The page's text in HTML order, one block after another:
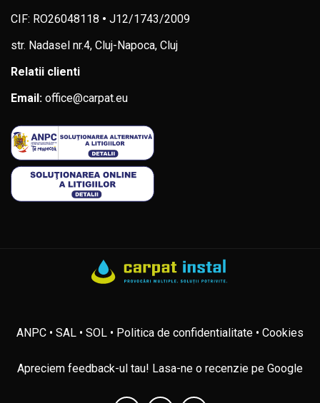
CIF: RO26048118 • J12/1743/2009
str. Nadasel nr.4, Cluj-Napoca, Cluj
Relatii clienti
Email: office@carpat.eu
ANPC • SAL • SOL • Politica de confidentialitate • Cookies
Apreciem feedback-ul tau! Lasa-ne o recenzie pe Google